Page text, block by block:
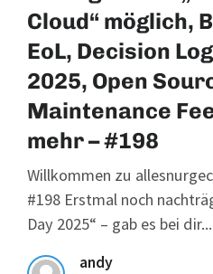
Cloud“ möglich,
EoL, Decision
2025, Open
Maintenance
mehr – #198
Willkommen zu
#198 Erstmal noch
Day 2025“ – gab es bei dir...
andy